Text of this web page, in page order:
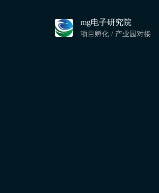
mg电子研究院
项目孵化 / 产业园对接